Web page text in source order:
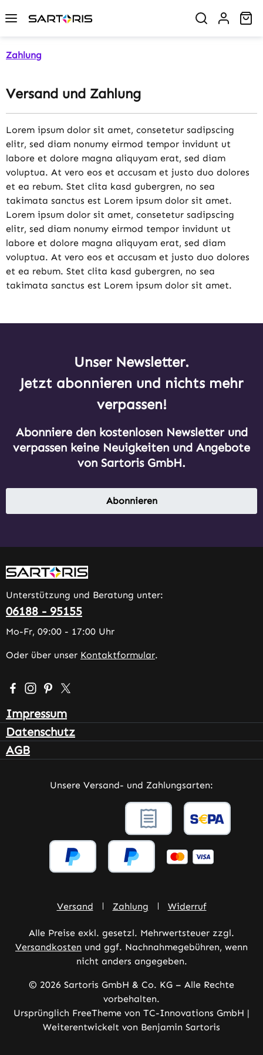
Zum Hauptinhalt springen
Zahlung
Versand und Zahlung
Lorem ipsum dolor sit amet, consetetur sadipscing
elitr, sed diam nonumy eirmod tempor invidunt ut
labore et dolore magna aliquyam erat, sed diam
voluptua. At vero eos et accusam et justo duo dolores
et ea rebum. Stet clita kasd gubergren, no sea
takimata sanctus est Lorem ipsum dolor sit amet.
Lorem ipsum dolor sit amet, consetetur sadipscing
elitr, sed diam nonumy eirmod tempor invidunt ut
labore et dolore magna aliquyam erat, sed diam
voluptua. At vero eos et accusam et justo duo dolores
et ea rebum. Stet clita kasd gubergren, no sea
takimata sanctus est Lorem ipsum dolor sit amet.
Unser Newsletter.
Jetzt abonnieren und nichts mehr
verpassen!
Abonniere den kostenlosen Newsletter und
verpassen keine Neuigkeiten und Angebote
von Sartoris GmbH.
Abonnieren
Unterstützung und Beratung unter:
06188 - 95155
Mo-Fr, 09:00 - 17:00 Uhr
Oder über unser Kontaktformular.
Besuche uns auf Facebook – öffnet in neuem Tab
Schau auf Instagram vorbei – öffnet in neuem Tab
Lass dich auf Pinterest inspirieren – öffnet in
Folge uns auf X – öffnet in neuem Tab
Impressum
Datenschutz
AGB
Unsere Versand- und Zahlungsarten:
Versand Zahlung Widerruf
Alle Preise exkl. gesetzl. Mehrwertsteuer zzgl.
Versandkosten und ggf. Nachnahmegebühren, wenn
nicht anders angegeben.
© 2026 Sartoris GmbH & Co. KG – Alle Rechte
vorbehalten.
Ursprünglich FreeTheme von TC-Innovations GmbH |
Weiterentwickelt von Benjamin Sartoris